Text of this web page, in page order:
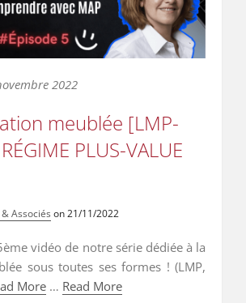
2022
meublée [LMP-
PLUS-VALUE
Associés on21/11/2022
vidéo de notre série dédiée à la
sous toutes ses formes ! (LMP,
More … Read More